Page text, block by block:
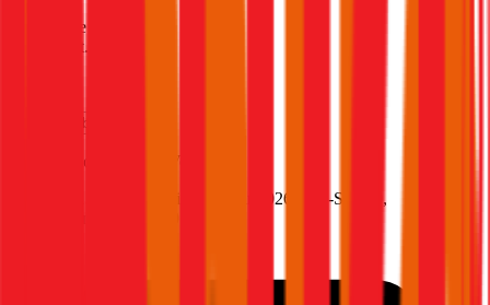
Monatliche Prämie
inkl. mVSt.
berechnen
DS Automobiles
DS7, Vollkasko
180.8 PS/133 KW, hybrid, Baujahr 2026,
BM-Stufe
,